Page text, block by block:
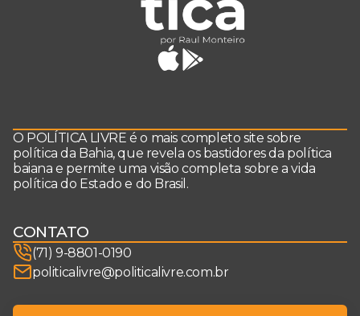
O POLÍTICA LIVRE é o mais completo site sobre
política da Bahia, que revela os bastidores da política
baiana e permite uma visão completa sobre a vida
política do Estado e do Brasil.
CONTATO
(71) 9-8801-0190
politicalivre@politicalivre.com.br